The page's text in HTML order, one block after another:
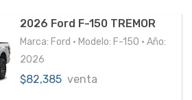
2026 Ford F-150 TREMOR
Marca: Ford • Modelo: F-150 • Año:
2026
$82,385 venta